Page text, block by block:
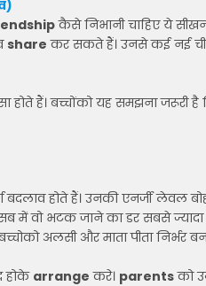
कैसे निभानी चाहिए ये
share कर सकते हैं। उनसे कई नई
होते हैं। बच्चोंको यह समझना
होते हैं। उनकी एनर्जी लेवल
वो भटक जाने का डर सबसे ज्यादा
अलसी और माता पीता निर्भर
होके arrange करे। parentsको